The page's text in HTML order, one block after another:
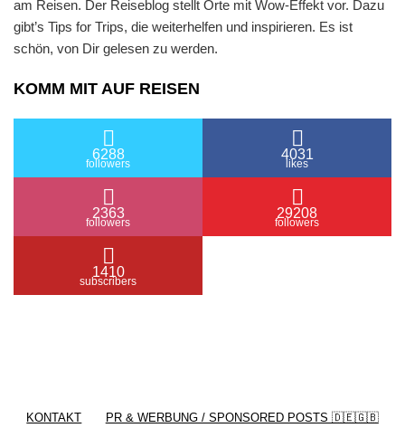
am Reisen. Der Reiseblog stellt Orte mit Wow-Effekt vor. Dazu
gibt’s Tips for Trips, die weiterhelfen und inspirieren. Es ist
schön, von Dir gelesen zu werden.
KOMM MIT AUF REISEN
6288
followers
4031
likes
2363
followers
29208
followers
1410
subscribers
KONTAKT PR & WERBUNG / SPONSORED POSTS 🇩🇪🇬🇧